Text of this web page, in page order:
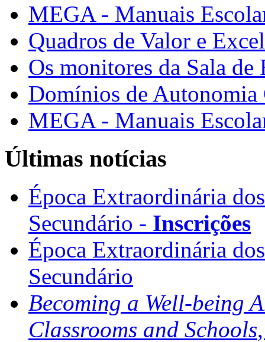
MEGA - Manuais
Quadros de Valor e
Os monitores da Sala de
Domínios de Autonomia
MEGA - Manuais
Últimas notícias
Época Extraordinária
Secundário - Inscrições
Época Extraordinária
Secundário
Becoming a Well-being
Classrooms and Schools